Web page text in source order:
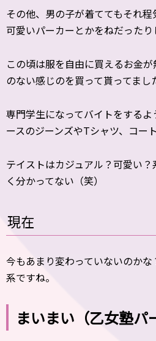
その他、男の子が着ててもそれ
可愛いパーカーとかをねだった
この頃は服を自由に買えるお金
のない感じのを買って貰ってまし
専門学生になってバイトをするよ
ースのジーンズやTシャツ、コー
テイストはカジュアル？可愛い
く分かってない（笑）
現在
今もあまり変わっていないのか
系ですね。
まいまい（乙女塾パ